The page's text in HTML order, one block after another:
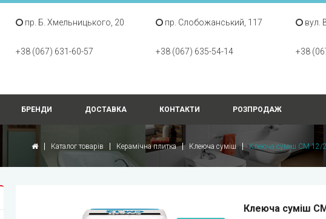
пр. Б. Хмельницького, 20
+38 (067) 631-60-57
пр. Слобожанський, 117
+38 (067) 635-54-14
вул.
+38
БРЕНДИ ДОСТАВКА КОНТАКТИ РОЗПРОДАЖ
Каталог товарів Керамічна плитка Клеюча суміш Клеюча суміш СМ 12/
Клеюча суміш